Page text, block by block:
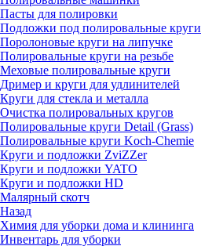
Пасты для полировки
Подложки под полировальные круги
Поролоновые круги на липучке
Полировальные круги на резьбе
Меховые полировальные круги
Дример и круги для удлинителей
Круги для стекла и металла
Очистка полировальных кругов
Полировальные круги Detail (Grass)
Полировальные круги Koch-Chemie
Круги и подложки ZviZZer
Круги и подложки YATO
Круги и подложки HD
Малярный скотч
Назад
Химия для уборки дома и клининга
Инвентарь для уборки